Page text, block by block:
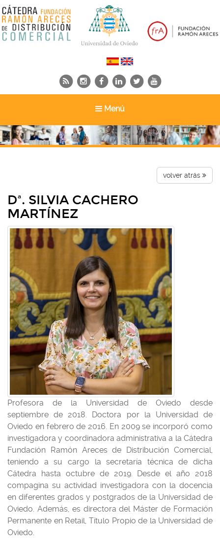
Menú
volver atrás
Dª. SILVIA CACHERO
MARTÍNEZ
Profesora de la Universidad de Oviedo desde
septiembre de 2018. Doctora por la Universidad de
Oviedo en febrero de 2016. En 2009 se incorporó como
investigadora y coordinadora administrativa a la Cátedra
Fundación Ramón Areces de Distribución Comercial,
teniendo a su cargo la secretaría técnica de dicha
Cátedra hasta octubre de 2019. Desde el año 2018
compagina su actividad investigadora con la docencia
en diferentes grados y postgrados de la Universidad de
Oviedo. Además, es directora del Máster de Formación
Permanente en Retail, Título Propio de la Universidad de
Oviedo.